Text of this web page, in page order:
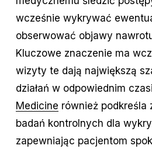
wcześnie wykrywać
obserwować objawy
Kluczowe znaczenie ma
wizyty te dają największą
działań w odpowiednim
Medicine również podkreśla
badań kontrolnych dla
zapewniając pacjentom